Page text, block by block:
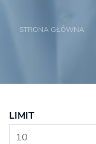
STRONA GŁÓWNA
LIMIT